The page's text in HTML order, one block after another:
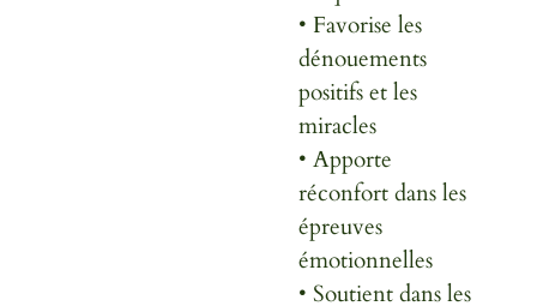
• Favorise les
dénouements
positifs et les
miracles
• Apporte
réconfort dans les
épreuves
émotionnelles
• Soutient dans les